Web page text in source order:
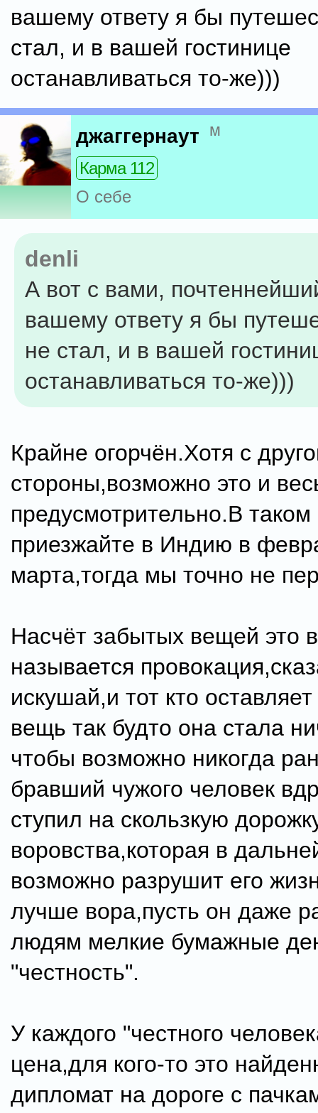
вашему ответу я бы
стал, и в вашей гостинице
останавливаться то-же)))
джаггернаут м
Карма 112
О себе
denli
А вот с вами,
вашему ответу я бы
не стал, и в вашей
останавливаться то-же)))
Крайне огорчён.Хотя с
стороны,возможно это и
предусмотрительно.В
приезжайте в Индию в
марта,тогда мы точно не
Насчёт забытых вещей это
называется
искушай,и тот кто
вещь так будто она стала
чтобы возможно никогда
бравший чужого человек
ступил на скользкую
воровства,которая в
возможно разрушит его
лучше вора,пусть он даже
людям мелкие бумажные
"честность".
У каждого "честного
цена,для кого-то это
дипломат на дороге с